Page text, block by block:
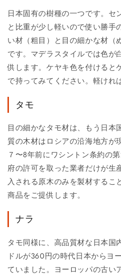
日本固有の樹種の一つです。セ
と比重が少し軽いので使い勝手
い材（粗目）と目の細かな材（
です。マデラスタイルでは色が
供します。ケヤキ色を付けると
で持ってみてください。軽けれ
タモ
目の細かなタモ材は、もう日本
質の木材はロシアの沿海地方が
７〜8年前にワシントン条約の
府の許可を取った業者だけが生
入される原木のみを製材するこ
商品をご提供します。
ナラ
タモ同様に、高品質材な日本国
ドルが360円の時代日本からヨ
ていました。ヨーロッパの古い